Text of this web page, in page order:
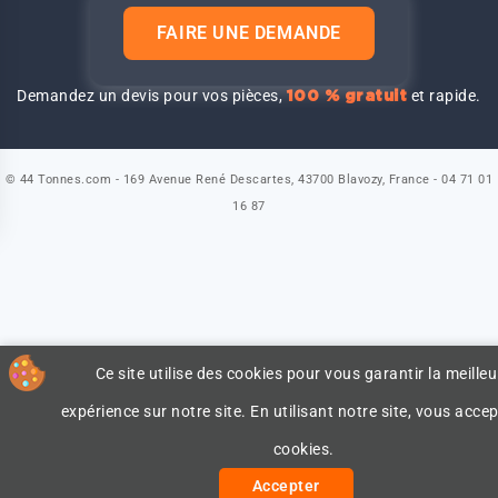
FAIRE UNE DEMANDE
Demandez un devis pour vos pièces,100 % gratuit et rapide.
Ce site utilise des cookies pour vous garantir la
expérience sur notre site. En utilisant notre site, vous
cookies.
Accepter
© 44 Tonnes.com - 169 Avenue René Descartes, 43700 Blavozy, France - 04 71 01
16 87